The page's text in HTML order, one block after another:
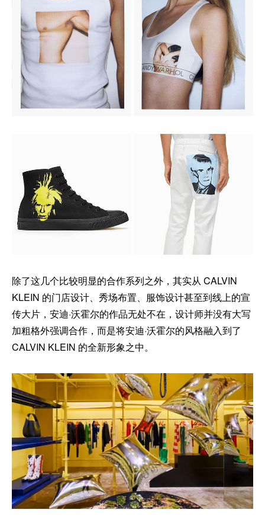
除了这几个比较明显的合作系列之外，其实从 CALVIN
KLEIN 的门店设计、秀场布置、服饰设计甚至到线上的宣
传大片，安迪·沃霍尔的作品无处不在，设计师并没有大写
加粗格外强调合作，而是将安迪·沃霍尔的风格融入到了
CALVIN KLEIN 的全新形象之中。